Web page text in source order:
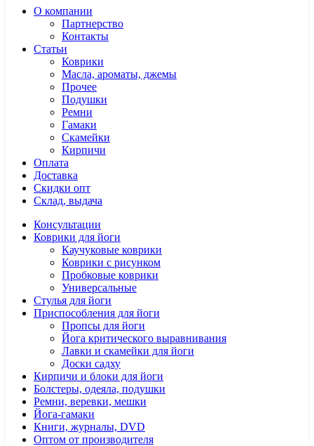
О компании
Партнерство
Контакты
Статьи
Коврики
Масла, ароматы, джемы
Прочее
Подушки
Ремни
Гамаки
Скамейки
Кирпичи
Оплата
Доставка
Скидки опт
Склад, выдача
Консультации
Коврики для йоги
Каучуковые коврики
Коврики с рисунком
Пробковые коврики
Универсальные
Стулья для йоги
Приспособления для йоги
Пропсы для йоги
Йога критического выравнивания
Лавки и скамейки для йоги
Доски садху
Кирпичи и блоки для йоги
Болстеры, одеяла, подушки
Ремни, веревки, мешки
Йога-гамаки
Книги, журналы, DVD
Оптом от производителя